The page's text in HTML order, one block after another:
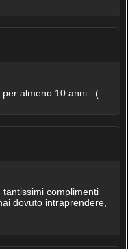
almeno 10 anni. :(
complimenti
dovuto intraprendere,